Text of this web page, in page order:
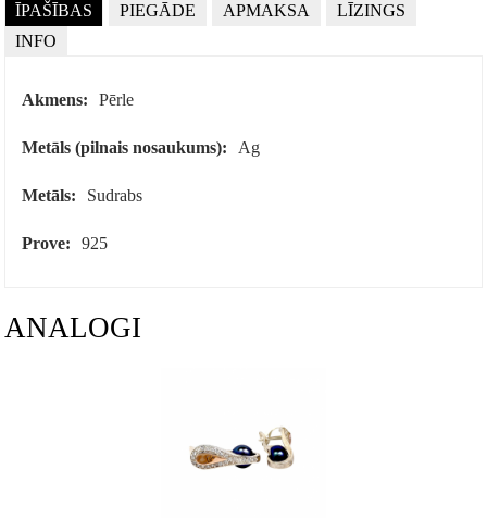
ĪPAŠĪBAS PIEGĀDE APMAKSA
LĪZINGS
INFO
Akmens: Pērle
Metāls (pilnais nosaukums): Ag
Metāls: Sudrabs
Prove: 925
ANALOGI